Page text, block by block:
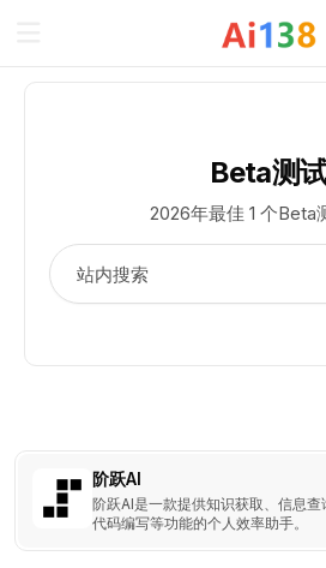
Beta测
2026年最佳 1 个Beta
阶跃AI
阶跃AI是一款提供知识获取、信息
代码编写等功能的个人效率助手。